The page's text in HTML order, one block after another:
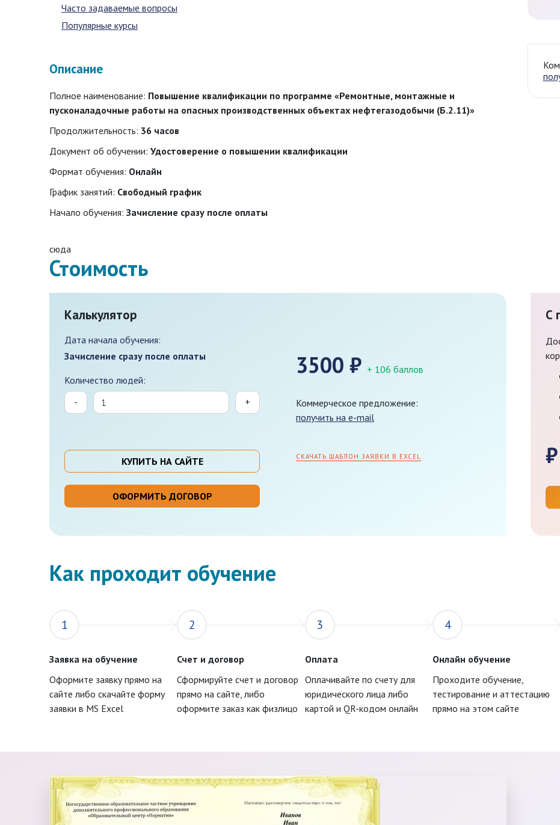
Часто задаваемые вопросы
Популярные курсы
Описание
Полное наименование: Повышение квалификации по программе «Ремонтные, монтажные и
пусконаладочные работы на опасных производственных объектах нефтегазодобычи (Б.2.11)»
Продолжительность: 36 часов
Документ об обучении: Удостоверение о повышении квалификации
Формат обучения: Онлайн
График занятий: Свободный график
Начало обучения: Зачисление сразу после оплаты
сюда
Стоимость
Калькулятор
Дата начала обучения:
Зачисление сразу после оплаты
Количество людей:
-
+
3500 ₽ + 106 баллов
Коммерческое предложение:
получить на e-mail
КУПИТЬ НА САЙТЕ
ОФОРМИТЬ ДОГОВОР
СКАЧАТЬ ШАБЛОН ЗАЯВКИ В EXCEL
С
Как проходит обучение
1
Заявка на обучение
Оформите заявку прямо на
сайте либо скачайте форму
заявки в MS Excel
2
Счет и договор
Сформируйте счет и договор
прямо на сайте, либо
оформите заказ как физлицо
3
Оплата
Оплачивайте по счету для
юридического лица либо
картой и QR-кодом онлайн
4
Онлайн обучение
Проходите обучение,
тестирование и аттестацию
прямо на этом сайте